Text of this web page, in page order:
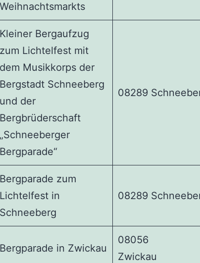
Weihnachtsmarkts
Kleiner Bergaufzug
zum Lichtelfest mit
dem Musikkorps der
Bergstadt Schneeberg
und der
Bergbrüderschaft
„Schneeberger
Bergparade“
08289
Bergparade zum
Lichtelfest in
Schneeberg
08289
Bergparade in Zwickau
08056
Zwickau